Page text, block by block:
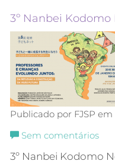
3º Nanbei Kodomo
Publicado por FJSP em
Sem comentários
3º Nanbei Kodomo